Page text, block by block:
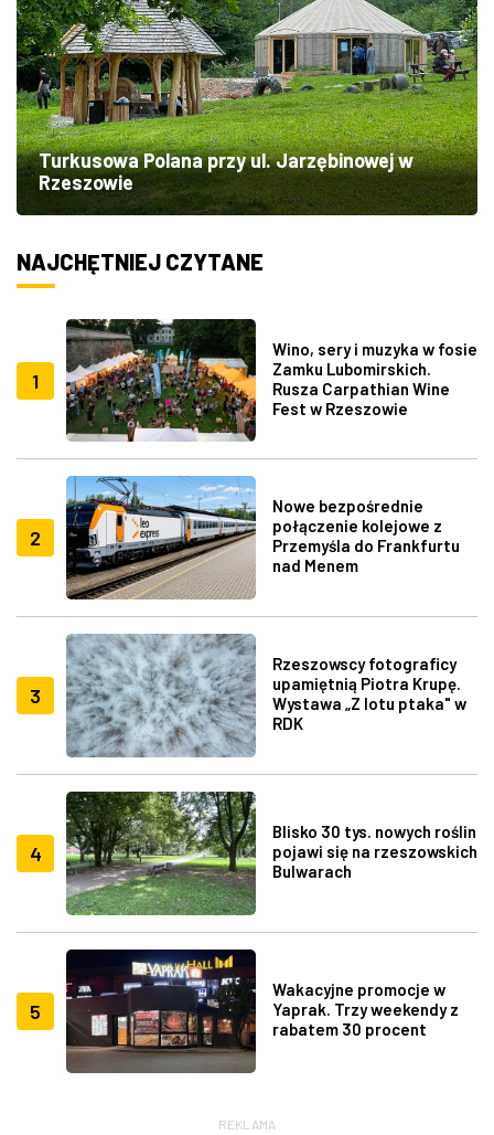
Turkusowa Polana przy ul. Jarzębinowej w
Rzeszowie
NAJCHĘTNIEJ CZYTANE
1
Wino, sery i muzyka w fosie
Zamku Lubomirskich.
Rusza Carpathian Wine
Fest w Rzeszowie
2
Nowe bezpośrednie
połączenie kolejowe z
Przemyśla do Frankfurtu
nad Menem
3
Rzeszowscy fotograficy
upamiętnią Piotra Krupę.
Wystawa „Z lotu ptaka" w
RDK
4
Blisko 30 tys. nowych roślin
pojawi się na rzeszowskich
Bulwarach
5
Wakacyjne promocje w
Yaprak. Trzy weekendy z
rabatem 30 procent
REKLAMA